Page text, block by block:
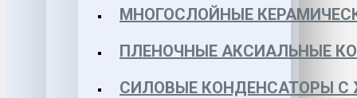
МНОГОСЛОЙНЫЕ
ПЛЕНОЧНЫЕ АКСИАЛЬНЫЕ
СИЛОВЫЕ КОНДЕНСАТОРЫ